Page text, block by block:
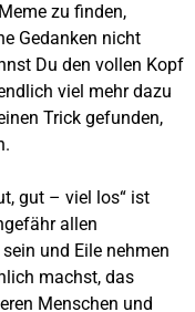
zu finden,
Gedanken nicht
Du den vollen Kopf
viel mehr dazu
Trick gefunden,
gut – viel los“ ist
allen
und Eile nehmen
machst, das
Menschen und